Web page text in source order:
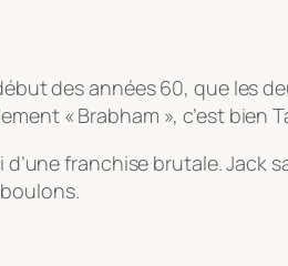
des années 60, que les
« Brabham », c’est
franchise brutale. Jack